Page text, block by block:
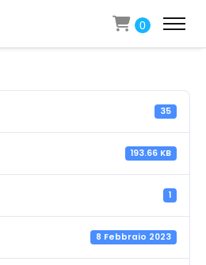
0
35
193.66 KB
1
8 Febbraio 2023